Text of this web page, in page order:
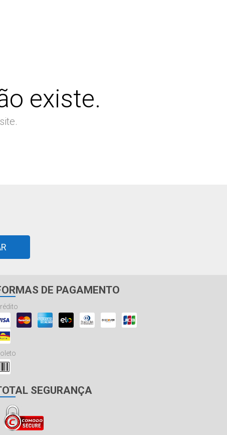
existe.
DE PAGAMENTO
SEGURANÇA